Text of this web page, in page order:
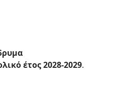
έτος 2028-2029.